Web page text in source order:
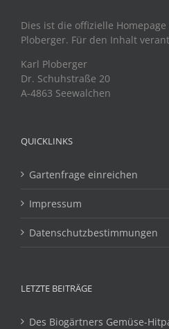
Dies ist die offizielle
Ploberger. Für den Inhalt
Karl Ploberger
Dr. Schuhstraße 20
A-4863 Seewalchen
QUICKLINKS
Gartenfrage einreichen
Impressum
Datenschutzbestimmungen
LETZTE BEITRÄGE
Des Biogärtners Gemüse-